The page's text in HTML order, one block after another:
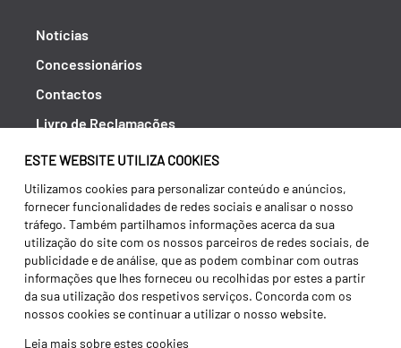
ESTE WEBSITE UTILIZA COOKIES
Utilizamos cookies para personalizar conteúdo e anúncios,
fornecer funcionalidades de redes sociais e analisar o nosso
tráfego. Também partilhamos informações acerca da sua
utilização do site com os nossos parceiros de redes sociais, de
publicidade e de análise, que as podem combinar com outras
informações que lhes forneceu ou recolhidas por estes a partir
da sua utilização dos respetivos serviços. Concorda com os
nossos cookies se continuar a utilizar o nosso website.
Leia mais sobre estes cookies
Notícias
Concessionários
Contactos
Livro de Reclamações
Política de Privacidade
Canal de Denúncias (RGPC)
Termos e condições